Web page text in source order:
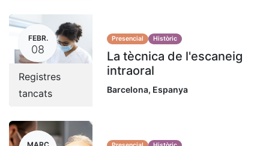
FEBR.
08
Registres
tancats
Presencial Històric
La tècnica de l'escaneig
intraoral
Barcelona, Espanya
MARÇ